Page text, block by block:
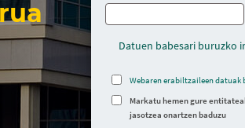
Datuen babesari buruzko
Webaren erabiltzaileen datuak
Markatu hemen gure
jasotzea onartzen baduzu